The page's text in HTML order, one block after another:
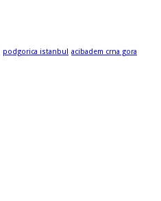
podgorica istanbul acibadem crna gora